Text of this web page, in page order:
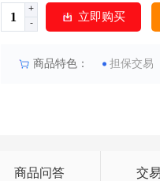
+
-
立即购买
商品特色： 担保交易
商品问答 交